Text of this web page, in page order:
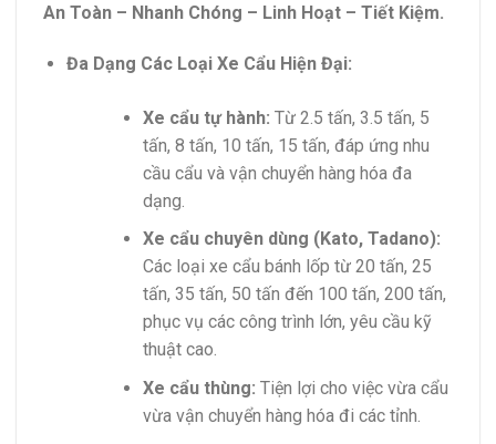
An Toàn – Nhanh Chóng – Linh Hoạt – Tiết Kiệm.
Đa Dạng Các Loại Xe Cẩu Hiện Đại:
Xe cẩu tự hành: Từ 2.5 tấn, 3.5 tấn, 5
tấn, 8 tấn, 10 tấn, 15 tấn, đáp ứng nhu
cầu cẩu và vận chuyển hàng hóa đa
dạng.
Xe cẩu chuyên dùng (Kato, Tadano):
Các loại xe cẩu bánh lốp từ 20 tấn, 25
tấn, 35 tấn, 50 tấn đến 100 tấn, 200 tấn,
phục vụ các công trình lớn, yêu cầu kỹ
thuật cao.
Xe cẩu thùng: Tiện lợi cho việc vừa cẩu
vừa vận chuyển hàng hóa đi các tỉnh.